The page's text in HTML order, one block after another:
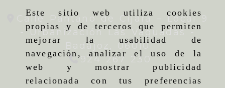
Este sitio web utiliza cookies
propias y de terceros que permiten
mejorar la usabilidad de
navegación, analizar el uso de la
web y mostrar publicidad
relacionada con tus preferencias
Calle Pantano de Cijara – Local 9
- Urbanización Las Vaguadas -
Badajoz,
06010
924 267 230